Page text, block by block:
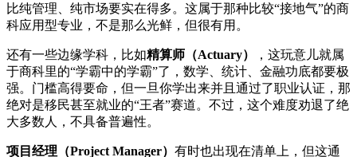
比纯管理、纯市场要实在得多。这属于那种比较“接地气”的商
科应用型专业，不是那么光鲜，但很有用。
还有一些边缘学科，比如精算师（Actuary）
，这玩意儿就属
于商科里的“学霸中的学霸”了，数学、统计、金融功底都要极
强。门槛高得要命，但一旦你学出来并且通过了职业认证，那
绝对是移民甚至就业的“王者”赛道。不过，这个难度劝退了绝
大多数人，不具备普遍性。
项目经理（Project Manager） 有时也出现在清单上，但这通